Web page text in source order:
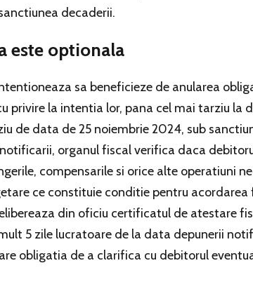
decaderii.
este optionala
sa beneficieze de anularea
privire la intentia lor, pana cel mai tarziu la
de data de 25 noiembrie 2024, sub
organul fiscal verifica daca
compensarile si orice alte operatiuni
ce constituie conditie pentru
din oficiu certificatul de atestare
5 zile lucratoare de la data depunerii
obligatia de a clarifica cu debitorul